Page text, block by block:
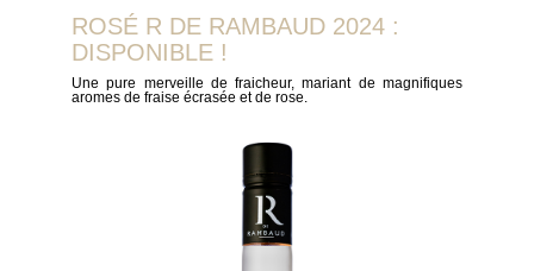
ROSÉ R DE RAMBAUD 2024 :
DISPONIBLE !
Une pure merveille de fraicheur, mariant de magnifiques
aromes de fraise écrasée et de rose.